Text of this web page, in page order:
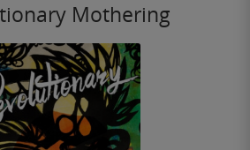
Mothering